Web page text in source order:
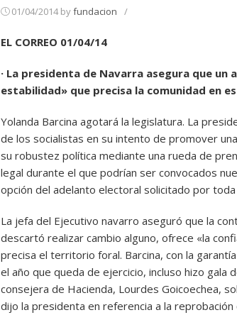
01/04/2014byfundacion /
EL CORREO 01/04/14
· La presidenta de Navarra asegura que
estabilidad» que precisa la comunidad en
Yolanda Barcina agotará la legislatura. La
de los socialistas en su intento de promover
su robustez política mediante una rueda de
legal durante el que podrían ser convocados
opción del adelanto electoral solicitado por toda
La jefa del Ejecutivo navarro aseguró que la
descartó realizar cambio alguno, ofrece «la
precisa el territorio foral. Barcina, con la
el año que queda de ejercicio, incluso hizo gala
consejera de Hacienda, Lourdes Goicoechea,
dijo la presidenta en referencia a la